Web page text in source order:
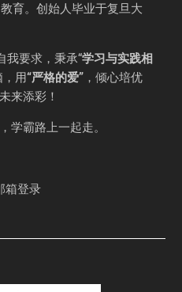
育。创始人毕业于复旦大
我要求，秉承“学习与实践相
，用“严格的爱” ，倾心培优
来添彩！
学霸路上一起走。
箱登录